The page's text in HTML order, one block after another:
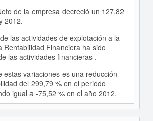
de la empresa decreció un 127,82
2012.
las actividades de explotación a la
Rentabilidad Financiera ha sido
las actividades financieras .
estas variaciones es una reducción
del 299,79 % en el periodo
igual a -75,52 % en el año 2012.